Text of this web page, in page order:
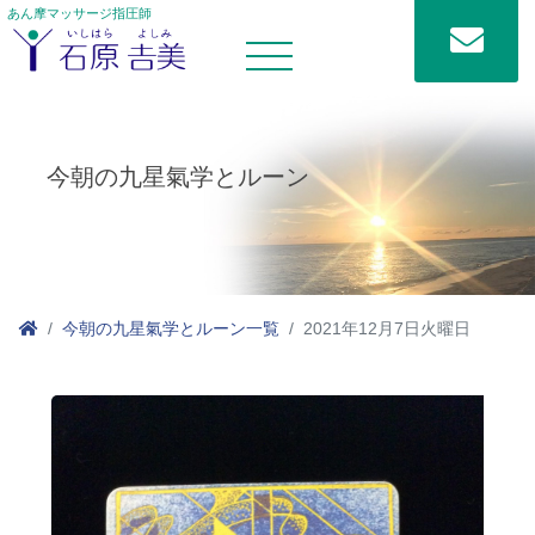
あん摩マッサージ指圧師
今朝の九星氣学とルーン
今朝の九星氣学とルーン一覧 2021年12月7日火曜日